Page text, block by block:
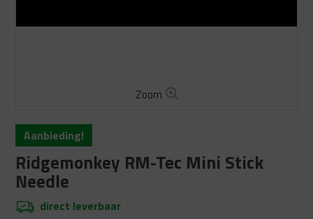
Zoom
Aanbieding!
Ridgemonkey RM-Tec Mini Stick
Needle
direct leverbaar